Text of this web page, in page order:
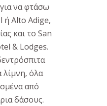
να φτάσω
ή Alto Adige,
και το San
& Lodges.
όλα
από
δάσους.